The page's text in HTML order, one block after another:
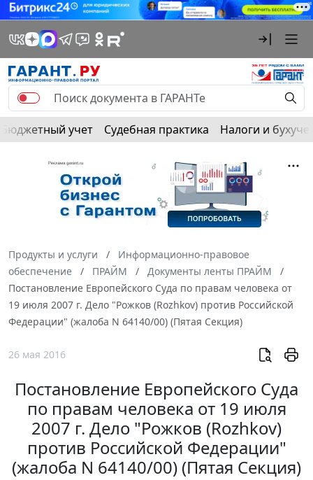
Бюджетный учет Судебная практика Налоги и
Продукты и услуги
Информационно-правовое
обеспечение
ПРАЙМ
Документы ленты ПРАЙМ
Постановление Европейского Суда по правам человека от
19 июля 2007 г. Дело "Рожков (Rozhkov) против Российской
Федерации" (жалоба N 64140/00) (Пятая Секция)
26 мая 2016
Постановление Европейского Суда
по правам человека от 19 июля
2007 г. Дело "Рожков (Rozhkov)
против Российской Федерации"
(жалоба N 64140/00) (Пятая Секция)